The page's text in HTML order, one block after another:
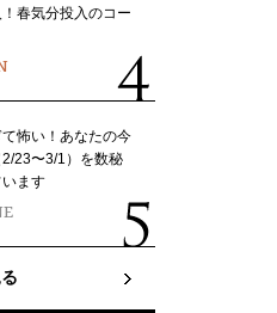
春気分投入のコー
怖い！あなたの今
23〜3/1）を数秘
ます